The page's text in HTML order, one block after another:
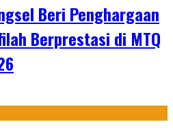
Beri Penghargaan
Berprestasi di MTQ